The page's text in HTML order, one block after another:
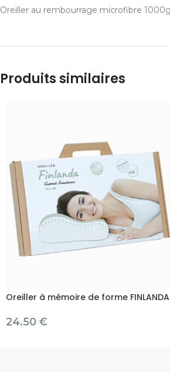
Oreiller au rembourrage microfibre
Produits similaires
Oreiller à mémoire de forme FINLANDA
24.50 €